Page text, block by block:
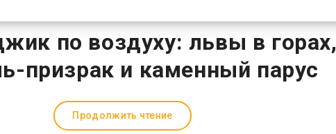
по воздуху: львы в горах,
призрак и каменный парус
Продолжить чтение